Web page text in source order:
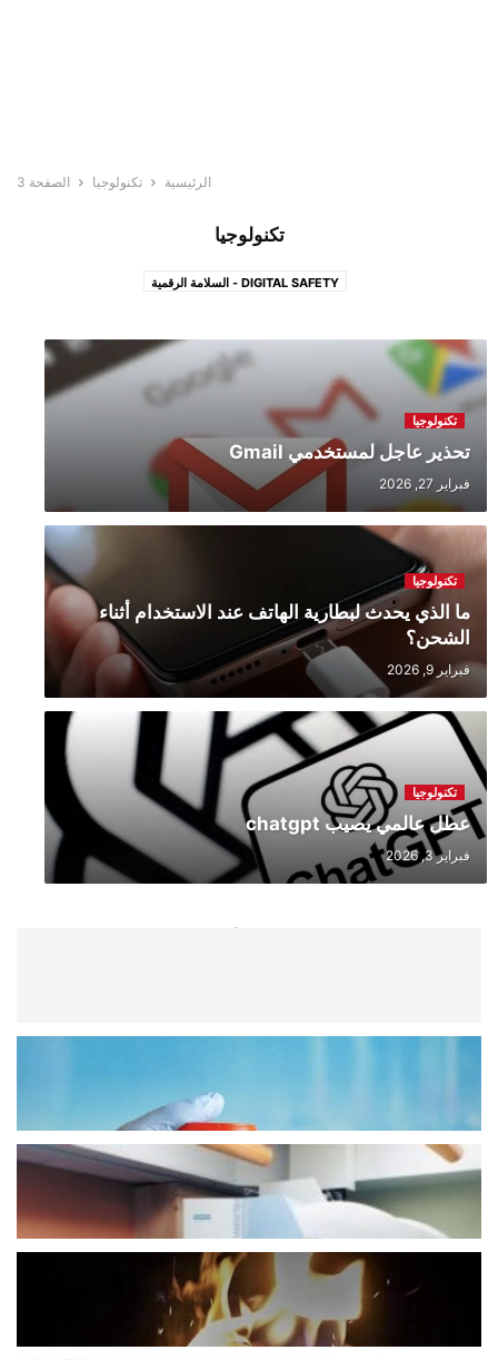
الرئيسية تكنولوجيا الصفحة 3
تكنولوجيا
DIGITAL SAFETY - السلامة الرقمية
تكنولوجيا
تحذير عاجل لمستخدمي Gmail
فبراير 27, 2026
تكنولوجيا
ما الذي يحدث لبطارية الهاتف عند الاستخدام أثناء
الشحن؟
فبراير 9, 2026
تكنولوجيا
عطل عالمي يصيب chatgpt
فبراير 3, 2026
حادثة صادمة داخل غرفة الرنين
المغناطيسي
يوليو 20, 2025
*حرارة الصيف تهدد هاتفك… تجنّب هذه
الأخطاء الشائعة!*